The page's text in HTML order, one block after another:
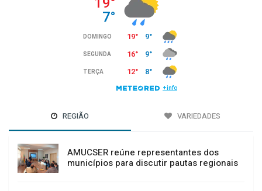
REGIÃO VARIEDADES
AMUCSER reúne representantes dos
municípios para discutir pautas regionais